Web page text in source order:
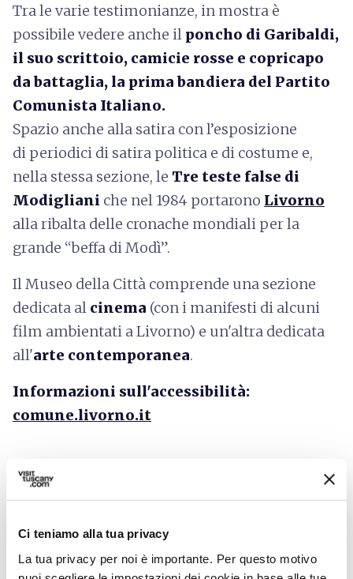
Ci teniamo alla tua privacy
La tua privacy per noi è importante. Per questo motivo
Tra le varie testimonianze, in mostra è
possibile vedere anche il poncho di Garibaldi,
il suo scrittoio, camicie rosse e copricapo
da battaglia, la prima bandiera del Partito
Comunista Italiano.
Spazio anche alla satira con l’esposizione
di periodici di satira politica e di costume e,
nella stessa sezione, le Tre teste false di
Modigliani che nel 1984 portarono Livorno
alla ribalta delle cronache mondiali per la
grande “beffa di Modì”.
Il Museo della Città comprende una sezione
dedicata al cinema (con i manifesti di alcuni
film ambientati a Livorno) e un'altra dedicata
all'arte contemporanea.
Informazioni sull'accessibilità:
comune.livorno.it